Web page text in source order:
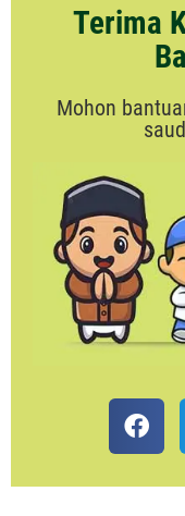
Terima
Mohon